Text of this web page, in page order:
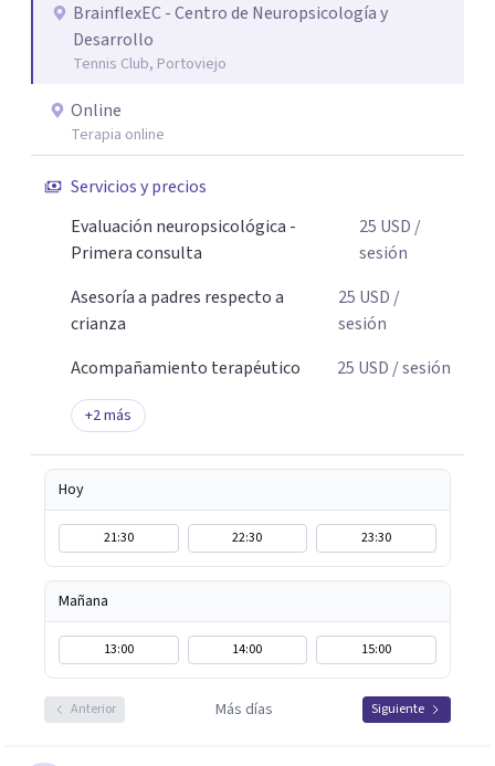
BrainflexEC - Centro de Neuropsicología y
Desarrollo
Tennis Club, Portoviejo
Online
Terapia online
Servicios y precios
Evaluación neuropsicológica -
Primera consulta
25 USD /
sesión
Asesoría a padres respecto a
crianza
25 USD /
sesión
Acompañamiento terapéutico
25 USD / sesión
+2más
Hoy
21:30 22:30 23:30
Mañana
13:00 14:00 15:00
Anterior Más días Siguiente